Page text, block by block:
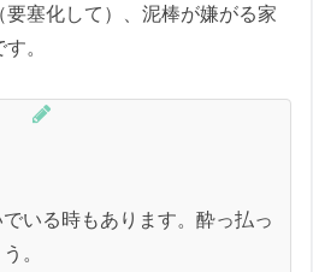
塞化して）、泥棒が嫌がる家
。
いる時もあります。酔っ払っ
。